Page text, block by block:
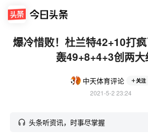
爆冷惜败！杜兰特42+10打
轰49+8+4+3创两
中天体育评论 关注
2021-5-2 23:24
头条听资讯，时事尽掌握